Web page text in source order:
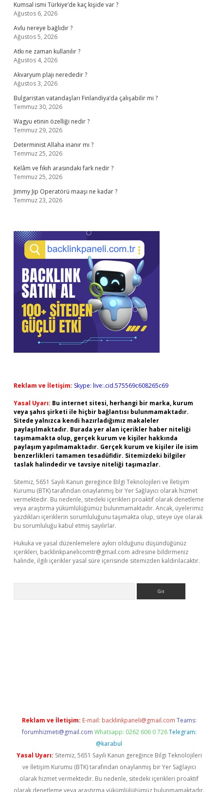
Kumsal ismi Türkiye’de kaç kişide var ?
Ağustos 6, 2026
Avlu nereye bağlıdır ?
Ağustos 5, 2026
Atkı ne zaman kullanılır ?
Ağustos 4, 2026
Akvaryum plajı nerededir ?
Ağustos 3, 2026
Bulgaristan vatandaşları Finlandiya’da çalışabilir mi ?
Temmuz 30, 2026
Wagyu etinin özelliği nedir ?
Temmuz 29, 2026
Determinist Allaha inanır mı ?
Temmuz 25, 2026
Kelâm ve fıkıh arasındaki fark nedir ?
Temmuz 25, 2026
Jimmy Jip Operatörü maaşı ne kadar ?
Temmuz 23, 2026
Reklam ve İletişim: Skype: live:.cid.575569c608265c69
Yasal Uyarı: Bu internet sitesi, herhangi bir marka, kurum
veya şahıs şirketi ile hiçbir bağlantısı bulunmamaktadır.
Sitede yalnızca kendi hazırladığımız makaleler
paylaşılmaktadır. Burada yer alan içerikler haber niteliği
taşımamakta olup, gerçek kurum ve kişiler hakkında
paylaşım yapılmamaktadır. Gerçek kurum ve kişiler ile isim
benzerlikleri tamamen tesadüfidir. Sitemizdeki bilgiler
taslak halindedir ve tavsiye niteliği taşımazlar.
Sitemiz, 5651 Sayılı Kanun gereğince Bilgi Teknolojileri ve İletişim
Kurumu (BTK) tarafından onaylanmış bir Yer Sağlayıcı olarak hizmet
vermektedir. Bu nedenle, sitedeki içerikleri proaktif olarak denetleme
veya araştırma yükümlülüğümüz bulunmamaktadır. Ancak, üyelerimiz
yazdıkları içeriklerin sorumluluğunu taşımakta olup, siteye üye olarak
bu sorumluluğu kabul etmiş sayılırlar.
Hukuka ve yasal düzenlemelere aykırı olduğunu düşündüğünüz
içerikleri, backlinkpanelicomtr@gmail.com adresine bildirmeniz
halinde, ilgili içerikler yasal süre içerisinde sitemizden kaldırılacaktır.
Reklam ve İletişim: E-mail: backlinkpaneli@gmail.com Teams:
forumhizmeti@gmail.com Whatsapp: 0262 606 0 726 Telegram:
@karabul
Yasal Uyarı: Sitemiz, 5651 Sayılı Kanun gereğince Bilgi Teknolojileri
ve İletişim Kurumu (BTK) tarafından onaylanmış bir Yer Sağlayıcı
olarak hizmet vermektedir. Bu nedenle, sitedeki içerikleri proaktif
olarak denetleme veya araştırma yükümlülüğümüz bulunmamaktadır.